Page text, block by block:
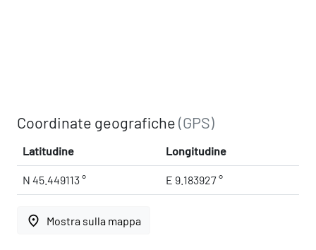
Coordinate geografiche(GPS)
Latitudine Longitudine
N 45.449113 ° E 9.183927 °
place Mostra sulla mappa